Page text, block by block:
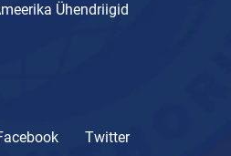
Ühendriigid
Twitter